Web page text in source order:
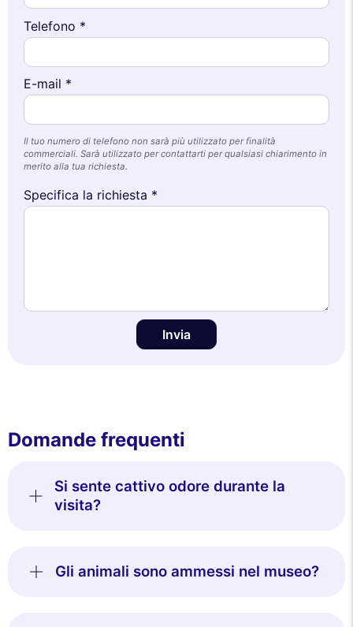
Telefono *
E-mail *
Il tuo numero di telefono non sarà più utilizzato per finalità
commerciali. Sarà utilizzato per contattarti per qualsiasi chiarimento in
merito alla tua richiesta.
Specifica la richiesta *
Invia
Domande frequenti
Si sente cattivo odore durante la
visita?
Gli animali sono ammessi nel museo?